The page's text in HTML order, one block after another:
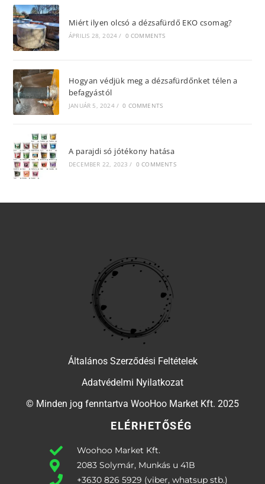
Miért ilyen olcsó a dézsafürdő EKO csomag?
ÁPRILIS 28, 2024 / 0 COMMENTS
Hogyan védjük meg a dézsafürdőnket télen a
befagyástól
JANUÁR 5, 2024 / 0 COMMENTS
A parajdi só jótékony hatása
DECEMBER 22, 2023 / 0 COMMENTS
Általános Szerződési Feltételek
Adatvédelmi Nyilatkozat
© Minden jog fenntartva WooHoo Market Kft. 2025
ELÉRHETŐSÉG
Woohoo Market Kft.
2083 Solymár, Munkás u 41B
+3630 826 5929 (viber, whatsup stb.)